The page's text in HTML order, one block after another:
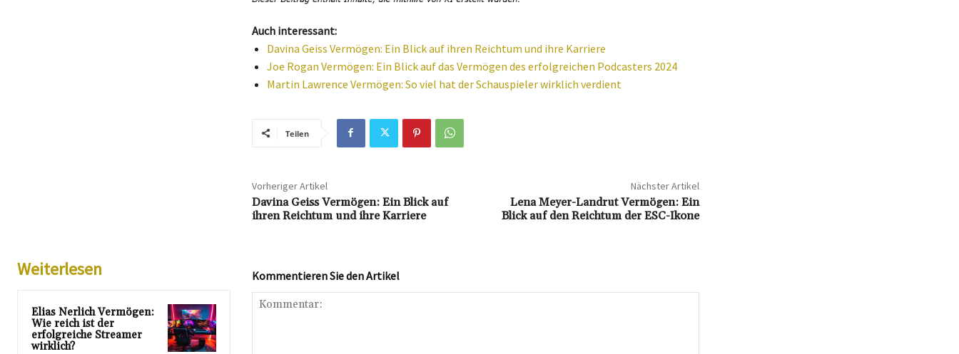
Auch interessant:
Davina Geiss Vermögen: Ein Blick auf ihren Reichtum und ihre Karriere
Joe Rogan Vermögen: Ein Blick auf das Vermögen des erfolgreichen Podcasters 2024
Martin Lawrence Vermögen: So viel hat der Schauspieler wirklich verdient
Teilen
Vorheriger Artikel
Davina Geiss Vermögen: Ein Blick auf
ihren Reichtum und ihre Karriere
Nächster Artikel
Lena Meyer-Landrut Vermögen: Ein
Blick auf den Reichtum der ESC-Ikone
Weiterlesen
Elias Nerlich Vermögen:
Wie reich ist der
erfolgreiche Streamer
wirklich?
Kommentieren Sie den Artikel